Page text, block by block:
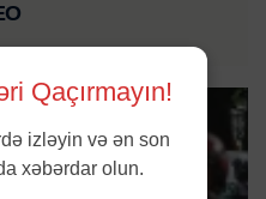
Qaçırmayın!
izləyin və ən son
xəbərdar olun.